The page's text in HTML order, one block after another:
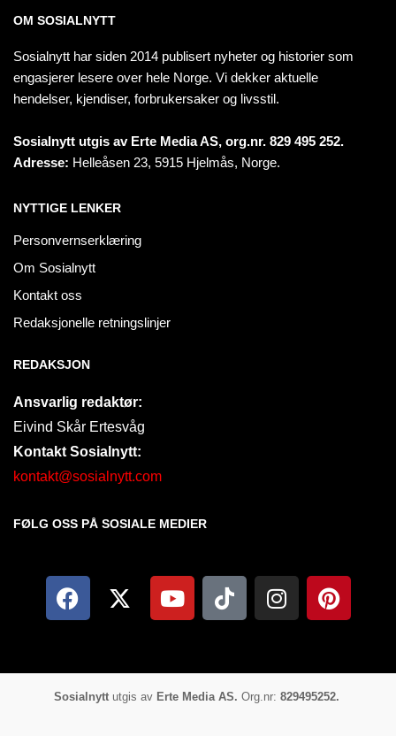
OM SOSIALNYTT
Sosialnytt har siden 2014 publisert nyheter og historier som
engasjerer lesere over hele Norge. Vi dekker aktuelle
hendelser, kjendiser, forbrukersaker og livsstil.
Sosialnytt utgis av Erte Media AS, org.nr. 829 495 252.
Adresse: Helleåsen 23, 5915 Hjelmås, Norge.
NYTTIGE LENKER
Personvernserklæring
Om Sosialnytt
Kontakt oss
Redaksjonelle retningslinjer
REDAKSJON
Ansvarlig redaktør:
Eivind Skår Ertesvåg
Kontakt Sosialnytt:
kontakt@sosialnytt.com
FØLG OSS PÅ SOSIALE MEDIER​
Sosialnyttutgis av Erte Media AS. Org.nr: 829495252.